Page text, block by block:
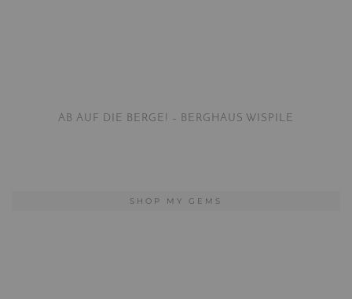
AB AUF DIE BERGE! – BERGHAUS WISPILE
SHOP MY GEMS